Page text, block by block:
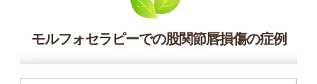
モルフォセラピーでの股関節唇損傷の症例